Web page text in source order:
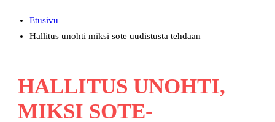
Etusivu
Hallitus unohti miksi sote uudistusta tehdaan
HALLITUS UNOHTI,
MIKSI SOTE-